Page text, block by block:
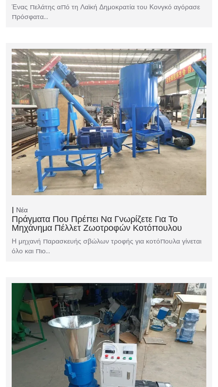
Ένας πελάτης από τη Λαϊκή Δημοκρατία του Κονγκό αγόρασε
πρόσφατα…
Νέα
Πράγματα Που Πρέπει Να Γνωρίζετε Για Το
Μηχάνημα Πέλλετ Ζωοτροφών Κοτόπουλου
Η μηχανή παρασκευής σβώλων τροφής για κοτόπουλα γίνεται
όλο και πιο…